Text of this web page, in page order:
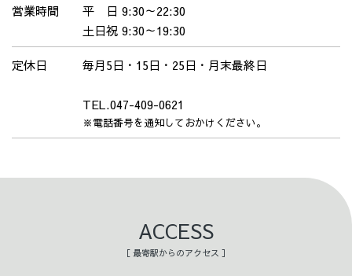
営業時間
平 日 9:30～22:30
土日祝 9:30～19:30
定休日 毎月5日・15日・25日・月末最終日
TEL.047-409-0621
※電話番号を通知しておかけください。
ACCESS
［ 最寄駅からのアクセス ］